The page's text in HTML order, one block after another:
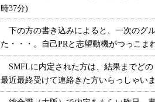
時37分)
下の方の書き込みによると、一次のグ
た・・・。自己PRと志望動機がつっこ
SMFLに内定された方は、結果までどの
最近最終受けて連絡きた方いらっしゃい